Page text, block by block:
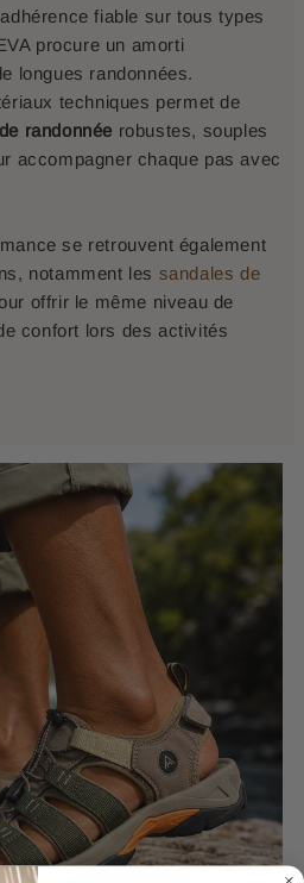
fiable sur tous types
procure un amorti
longues randonnées.
techniques permet de
randonnée robustes, souples
accompagner chaque pas avec
se retrouvent également
notamment les sandales de
offrir le même niveau de
confort lors des activités